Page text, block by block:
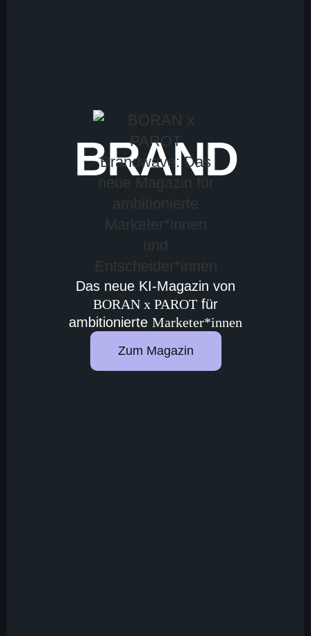
BRAND
Das neue KI-Magazin von
BORAN x PAROT für
ambitionierte Marketer*innen
Zum Magazin